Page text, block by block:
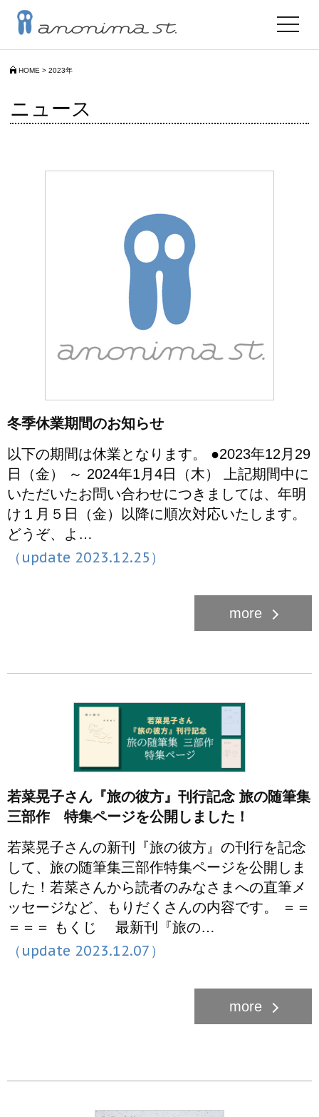
HOME > 2023年
toggle
ニュース
冬季休業期間のお知らせ
以下の期間は休業となります。 ●2023年12月29
日（金） ～ 2024年1月4日（木） 上記期間中に
いただいたお問い合わせにつきましては、年明
け１月５日（金）以降に順次対応いたします。
どうぞ、よ…
（update 2023.12.25）
若菜晃子さん『旅の彼方』刊行記念 旅の随筆集
三部作 特集ページを公開しました！
若菜晃子さんの新刊『旅の彼方』の刊行を記念
して、旅の随筆集三部作特集ページを公開しま
した！若菜さんから読者のみなさまへの直筆メ
ッセージなど、もりだくさんの内容です。 ＝＝
＝＝＝ もくじ 最新刊『旅の…
（update 2023.12.07）